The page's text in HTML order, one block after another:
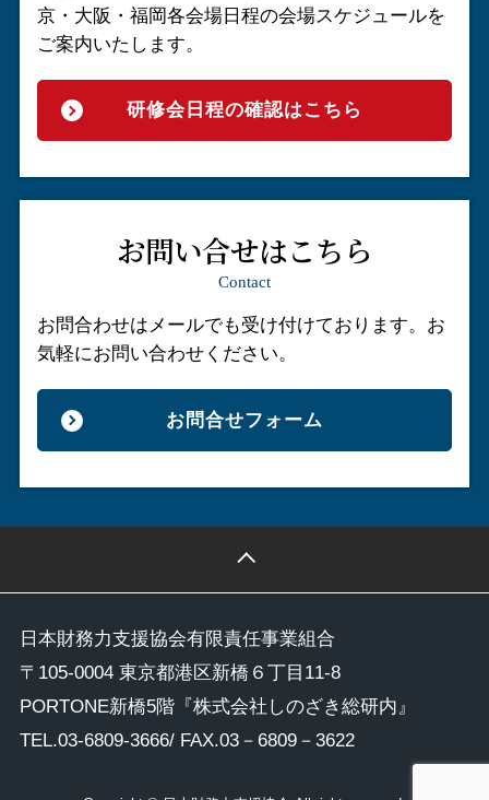
京・大阪・福岡各会場日程の会場スケジュールを
ご案内いたします。
研修会日程の確認はこちら
お問い合せはこちら
Contact
お問合わせはメールでも受け付けております。 お
気軽にお問い合わせください。
お問合せフォーム
日本財務力支援協会有限責任事業組合
〒105-0004 東京都港区新橋６丁目11-8
PORTONE新橋5階『株式会社しのざき総研内』
TEL.03-6809-3666/ FAX.03－6809－3622